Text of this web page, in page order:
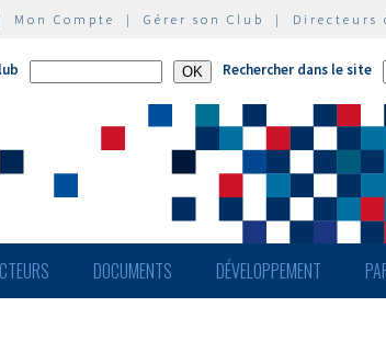
Mon Compte | Gérer son Club | Directeurs
Rechercher dans le site
DOCUMENTS DÉVELOPPEMENT